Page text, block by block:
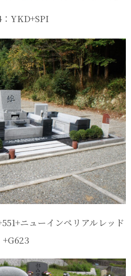
YKD+SPI
ニューインペリアルレッド
+G623